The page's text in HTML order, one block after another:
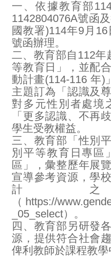
一、依據教育部
1142804076A號函
國教署)114年9月
號函辦理。
二、教育部自112年
等教育日」，並配
動計畫(114-116 年)
主題訂為「認識及
對多元性別者處境
「更多認識、不再
學生受教權益。
三、教育部「性別
別平等教育日專區
區」，彙整歷年展
宣導參考資源，學
計
（https://
_05_select）。
四、教育部另研發
源，提供符合社會
俾利教師於課程教學